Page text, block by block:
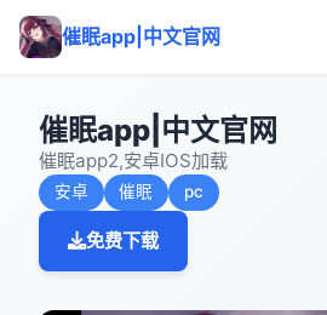
催眠app|中文官网
催眠app|中文官网
催眠app2,安卓IOS加载
安卓 催眠 pc
免费下载